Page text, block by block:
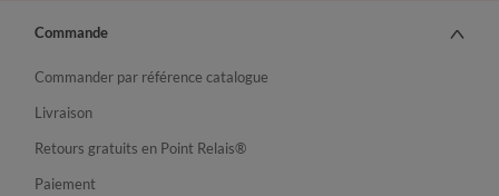
Commande
Commander par référence catalogue
Livraison
Retours gratuits en Point Relais®
Paiement